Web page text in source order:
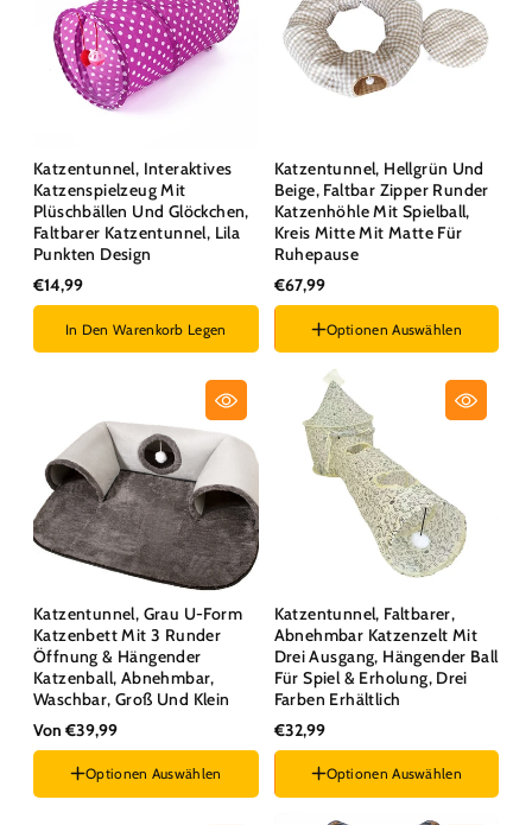
Katzentunnel, Interaktives
Katzenspielzeug Mit
Plüschbällen Und Glöckchen,
Faltbarer Katzentunnel, Lila
Punkten Design
€14,99
In Den Warenkorb Legen
Katzentunnel, Hellgrün Und
Beige, Faltbar Zipper Runder
Katzenhöhle Mit Spielball,
Kreis Mitte Mit Matte Für
Ruhepause
€67,99
Optionen Auswählen
Katzentunnel, Grau U-Form
Katzenbett Mit 3 Runder
Öffnung & Hängender
Katzenball, Abnehmbar,
Waschbar, Groß Und Klein
Von €39,99
Optionen Auswählen
Katzentunnel, Faltbarer,
Abnehmbar Katzenzelt Mit
Drei Ausgang, Hängender Ball
Für Spiel & Erholung, Drei
Farben Erhältlich
€32,99
Optionen Auswählen